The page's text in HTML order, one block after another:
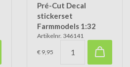
Pré-Cut Decal
stickerset
Farmmodels 1:32
Artikelnr. 346141
€ 9,95